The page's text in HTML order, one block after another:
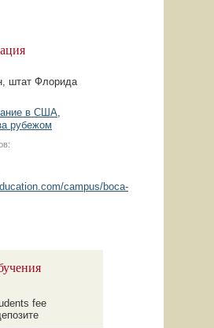
штат Флорида
в США,
рубежом
campus/boca-
fee